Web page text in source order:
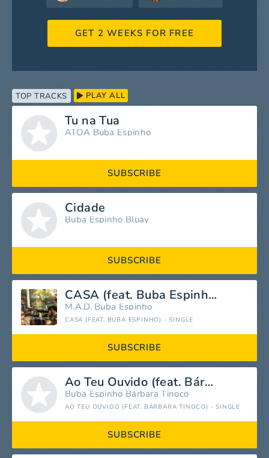
GET 2 WEEKS FOR FREE
TOP TRACKS PLAY ALL
Tu na Tua
ÁTOA Buba Espinho
SUBSCRIBE
Cidade
Buba Espinho Bluay
SUBSCRIBE
CASA (feat. Buba Espinho)
M.A.D. Buba Espinho
CASA (FEAT. BUBA ESPINHO) - SINGLE
SUBSCRIBE
Ao Teu Ouvido (feat. Bárbara Tinoco)
Buba Espinho Bárbara Tinoco
AO TEU OUVIDO (FEAT. BÁRBARA TINOCO) - SINGLE
SUBSCRIBE